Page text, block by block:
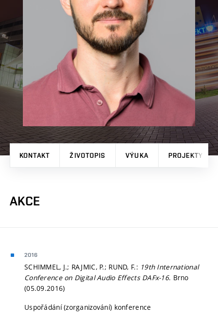
KONTAKT ŽIVOTOPIS VÝUKA PROJEKTY
AKCE
2016
SCHIMMEL, J.; RAJMIC, P.; RUND, F.: 19th International
Conference on Digital Audio Effects DAFx-16. Brno
(05.09.2016)
Uspořádání (zorganizování) konference